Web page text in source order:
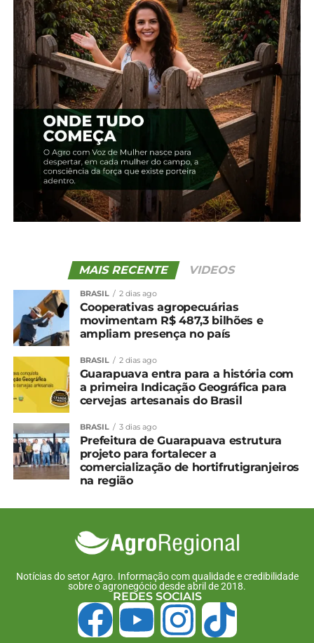
deve permanecer até meados de setembro, sendo
posteriormente retirada manualmente.
PECUÁRIA DE LEITE
O frio intenso também afeta diretamente a
disponibilidade de pastagem, principal alimento
dos rebanhos leiteiros. Por isso, é fundamental
reforçar a alimentação com volumosos, como o
feno, e, principalmente, com concentrados, que
ajudam os animais a manter a temperatura
corporal e a compensar o maior gasto energético.
Atenção especial deve ser dada às bezerras recém-
em ambientes cobertos, sem correntes de vento,
com feno forrando o piso e, se possível, com fontes
adicionais de calor. Pode-se, ainda, utilizar mantas
ou roupinhas confeccionadas artesanalmente para
aquecer os animais.
As vacas próximas ao parto devem ser levadas para
áreas cobertas ou, ao menos, piquetes
maternidade com feno, devendo ser monitoradas
especialmente à noite, para que os bezerros sejam
rapidamente secos e aquecidos logo após o
nascimento.
PECUÁRIA DE CORTE
função da falta de pastagem, agravada por
estiagens e geadas. Nessas situações, é
com volumosos conservados (como silagem e
feno) e concentrados (milho, farelo de soja, entre
MAIS RECENTE VIDEOS
BRASIL 2 dias ago
Cooperativas agropecuárias
movimentam R$ 487,3 bilhões e
ampliam presença no país
BRASIL 2 dias ago
Guarapuava entra para a história com
a primeira Indicação Geográfica para
cervejas artesanais do Brasil
BRASIL 3 dias ago
Prefeitura de Guarapuava estrutura
projeto para fortalecer a
comercialização de hortifrutigranjeiros
na região
Notícias do setor Agro. Informação com qualidade e credibilidade
sobre o agronegócio desde abril de 2018.
REDES SOCIAIS